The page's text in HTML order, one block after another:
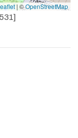
| ©OpenStreetMap